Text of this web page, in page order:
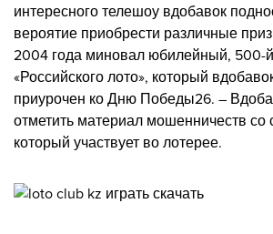
интересного телешоу вдобавок
вероятие приобрести различные
2004 года миновал юбилейный, 500-
«Российского лото», который
приурочен ко Дню Победы26. –
отметить материал мошенничеств со
который участвует во лотерее.